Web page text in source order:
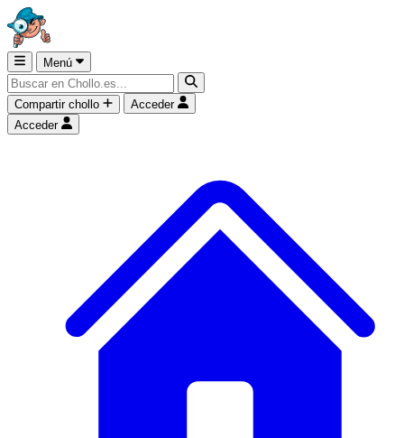
Menú
Compartir chollo
Acceder
Acceder